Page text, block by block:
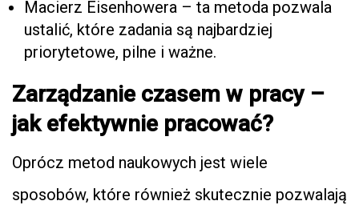
Macierz Eisenhowera – ta metoda pozwala
ustalić, które zadania są najbardziej
priorytetowe, pilne i ważne.
Zarządzanie czasem w pracy –
jak efektywnie pracować?
Oprócz metod naukowych jest wiele
sposobów, które również skutecznie pozwalają